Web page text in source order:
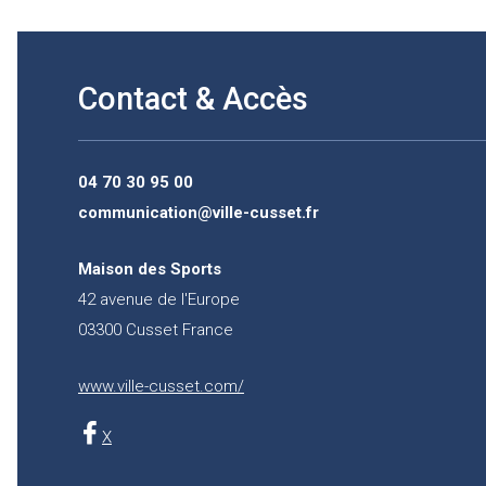
Contact & Accès
04 70 30 95 00
communication@ville-cusset.fr
Maison des Sports
42 avenue de l'Europe
03300 Cusset France
www.ville-cusset.com/
X